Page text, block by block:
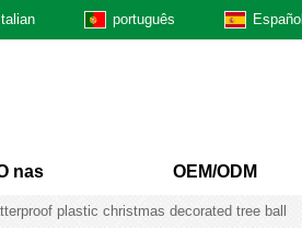
Italian português Español
nas OEM/ODM
plastic christmas decorated tree ball